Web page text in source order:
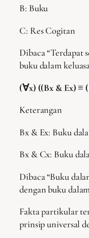
B: Buku
C: Res Cogitan
Dibaca “Terdapat
buku dalam
(∀x) ((Bx & Ex) ≡
Keterangan
Bx & Ex: Buku
Bx & Cx: Buku
Dibaca “Buku
dengan buku
Fakta partikular
prinsip universal